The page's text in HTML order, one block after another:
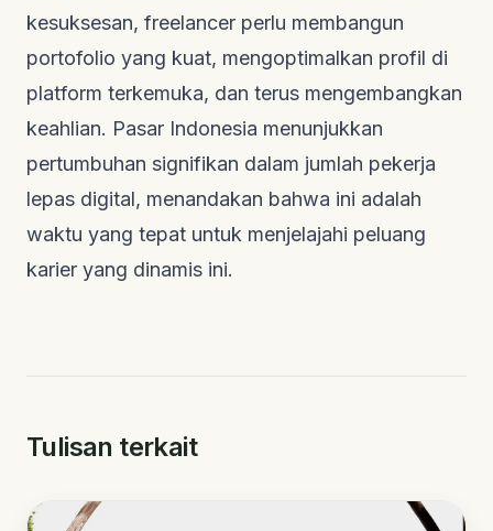
kesuksesan, freelancer perlu membangun
portofolio yang kuat, mengoptimalkan profil di
platform terkemuka, dan terus mengembangkan
keahlian. Pasar Indonesia menunjukkan
pertumbuhan signifikan dalam jumlah pekerja
lepas digital, menandakan bahwa ini adalah
waktu yang tepat untuk menjelajahi peluang
karier yang dinamis ini.
Tulisan terkait